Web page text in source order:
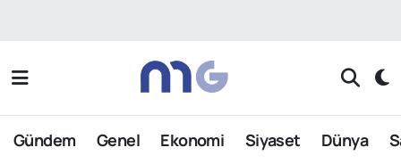
Gündem Genel Ekonomi Siyaset Dünya
Nöbetçi Eczaneler
Hava Durumu